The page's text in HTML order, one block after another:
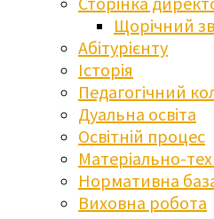
Щорічний
Абітурієнту
Історія
Педагогічний
Дуальна освіта
Освітній процес
Матеріально-
Нормативна
Виховна робота